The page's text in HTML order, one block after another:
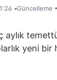
•Güncelleme
yeni